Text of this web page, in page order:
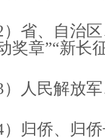
2）省、自治
奖章”“新长
3）人民解放
4）归侨、归